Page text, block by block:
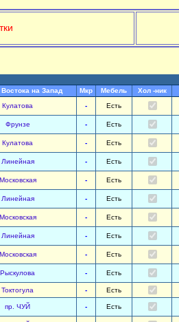
на Запад Мкр Мебель Хол -ник
Кулатова - Есть
Фрунзе - Есть
Кулатова - Есть
Линейная - Есть
Московская - Есть
Линейная - Есть
Московская - Есть
Линейная - Есть
Московская - Есть
Рыскулова - Есть
Токтогула - Есть
пр. ЧУЙ - Есть